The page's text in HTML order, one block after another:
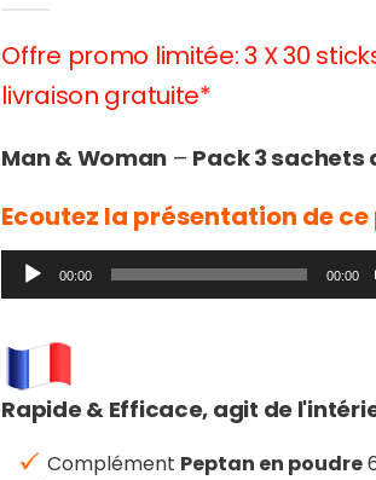
128,70€.89,90€.
Offre promo limitée: 3 X 30
livraison gratuite*
Man & Woman – Pack 3 sachets
Ecoutez la présentation de
Lecteur
audio
00:00 00:00
Rapide & Efficace, agit de
Complément Peptan en poudre